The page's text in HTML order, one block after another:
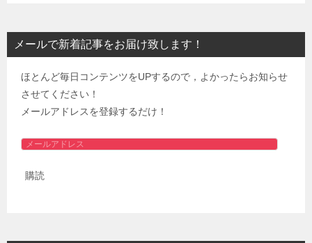
メールで新着記事をお届け致します！
ほとんど毎日コンテンツをUPするので，よかったらお知らせ
させてください！
メールアドレスを登録するだけ！
メ
ル
購読